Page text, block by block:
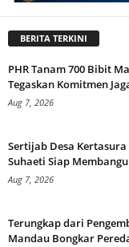
BERITA TERKINI
PHR Tanam 700 Bibit
Tegaskan Komitmen
Aug 7, 2026
Sertijab Desa
Suhaeti Siap
Aug 7, 2026
Terungkap dari
Mandau Bongkar